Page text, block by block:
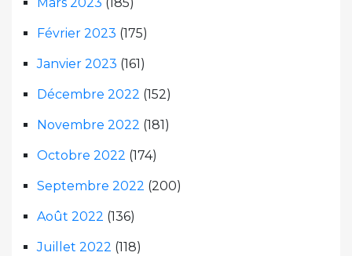
Février 2023 (175)
Janvier 2023 (161)
Décembre 2022 (152)
Novembre 2022 (181)
Octobre 2022 (174)
Septembre 2022 (200)
Août 2022 (136)
Juillet 2022 (118)